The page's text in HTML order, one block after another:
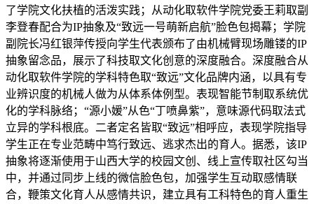
了学院文化扶植的活泼实践；从动化取软件学院党委王莉取副
李登春配合为IP抽象及“致远一号萌新启航”脸色包揭幕；学院
副院长冯红银萍传授向学生代表颁布了由机械臂现场雕镂的IP
抽象留念品，展示了科技取文化创意的深度融合。深度融合从
动化取软件学院的学科特色取“致远”文化品牌内涵，以具有专
业辨识度的机械人做为从体系体例型。表现智能节制取系统优
化的学科脉络；“源小媛”从色“丁喷鼻紫”，意味源代码取法式
立异的学科根底。二者定名皆取“致远”相呼应，表现学院指导
学生正在专业范畴中笃行致远、逃求杰出的育人。据悉，该IP
抽象将逐渐使用于山西大学的校园文创、线上宣传取社区勾当
中，并通过同步上线的微信脸色包，加强学生互动取感情联
合，鞭策文化育人从感情共识，建立具有工科特色的育人重生